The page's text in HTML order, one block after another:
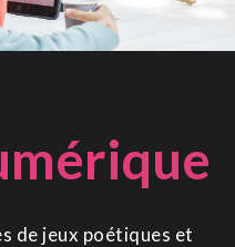
de jeux poétiques et